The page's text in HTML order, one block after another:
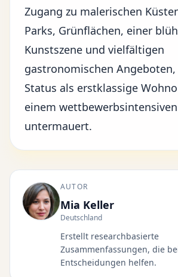
Zugang zu malerischen
Parks, Grünflächen, einer
Kunstszene und vielfältigen
gastronomischen
Status als erstklassige
einem
untermauert.
AUTOR
Mia Keller
Deutschland
Erstellt researchbasierte
Zusammenfassungen, die
Entscheidungen helfen.